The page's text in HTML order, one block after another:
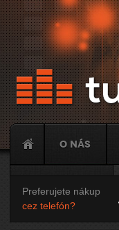
O nás
Tuning
Preferujete nákup
cez telefón?